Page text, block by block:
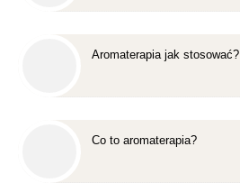
Aromaterapia jak stosować?
Co to aromaterapia?